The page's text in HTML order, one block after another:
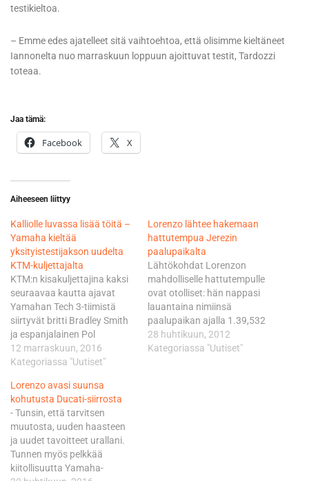
testikieltoa.
– Emme edes ajatelleet sitä vaihtoehtoa, että olisimme kieltäneet
Iannonelta nuo marraskuun loppuun ajoittuvat testit, Tardozzi
toteaa.
Jaa tämä:
Facebook X
Aiheeseen liittyy
Kalliolle luvassa lisää töitä –
Yamaha kieltää
yksityistestijakson uudelta
KTM-kuljettajalta
KTM:n kisakuljettajina kaksi
seuraavaa kautta ajavat
Yamahan Tech 3-tiimistä
siirtyvät britti Bradley Smith
ja espanjalainen Pol
Espargaro. Molemmille
tarjoutuu maistiaiset KTM
tiistaina ja keskiviikkona
Valenciassa ajettavissa
kuninkuusluokan
yhteistesteissä, joissa Kallio
ei ole mukana. Yamaha
pistää myös suut suppuun
Lorenzolta ja Espargarolta
12 marraskuun, 2016
Kategoriassa "Uutiset"
Lorenzo lähtee hakemaan
hattutempua Jerezin
paalupaikalta
Lähtökohdat Lorenzon
mahdolliselle hattutempulle
ovat otolliset: hän nappasi
lauantaina nimiinsä
paalupaikan ajalla 1.39,532
sateiden jäljiltä jo miltei
kuivalla andalusialaisradalla.
28 huhtikuun, 2012
Kategoriassa "Uutiset"
Lorenzo avasi suunsa
kohutusta Ducati-siirrosta
- Tunsin, että tarvitsen
muutosta, uuden haasteen
ja uudet tavoitteet urallani.
Tunnen myös pelkkää
kiitollisuutta Yamaha-